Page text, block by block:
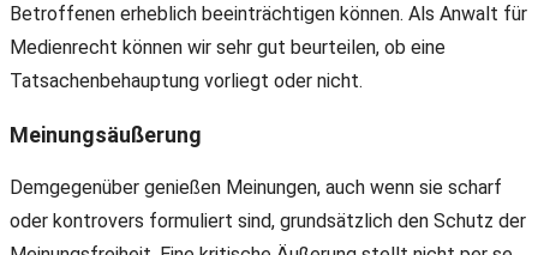
Betroffenen erheblich beeinträchtigen können. Als Anwalt für
Medienrecht können wir sehr gut beurteilen, ob eine
Tatsachenbehauptung vorliegt oder nicht.
Meinungsäußerung
Demgegenüber genießen Meinungen, auch wenn sie scharf
oder kontrovers formuliert sind, grundsätzlich den Schutz der